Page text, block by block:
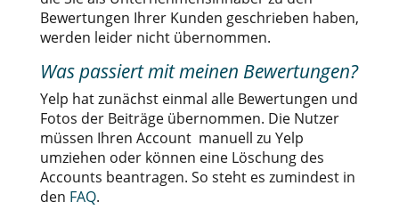
Bewertungen Ihrer Kunden geschrieben haben,
werden leider nicht übernommen.
Was passiert mit meinen Bewertungen?
Yelp hat zunächst einmal alle Bewertungen und
Fotos der Beiträge übernommen. Die Nutzer
müssen Ihren Account manuell zu Yelp
umziehen oder können eine Löschung des
Accounts beantragen. So steht es zumindest in
den FAQ.